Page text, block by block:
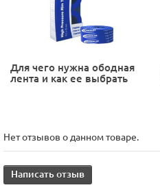
Для чего нужна ободная
лента и как ее выбрать
Нет отзывов о данном товаре.
Написать отзыв